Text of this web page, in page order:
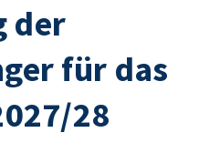
der
für das
28